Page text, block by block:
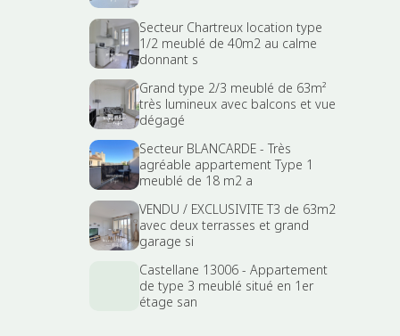
Secteur Chartreux location type
1/2 meublé de 40m2 au calme
donnant s
Grand type 2/3 meublé de 63m²
très lumineux avec balcons et vue
dégagé
Secteur BLANCARDE - Très
agréable appartement Type 1
meublé de 18 m2 a
VENDU / EXCLUSIVITE T3 de 63m2
avec deux terrasses et grand
garage si
Castellane 13006 - Appartement
de type 3 meublé situé en 1er
étage san